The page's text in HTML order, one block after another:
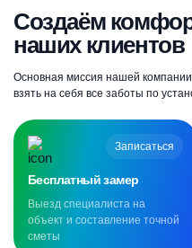
Создаём
наших клиентов
Основная миссия нашей компании
взять на себя все заботы по
Записаться
Бесплатный замер
Выезд специалиста на
объект и составление точной
сметы